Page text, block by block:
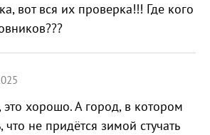
вот вся их проверка!!! Где кого
хорошо. А город, в котором
что не придётся зимой стучать